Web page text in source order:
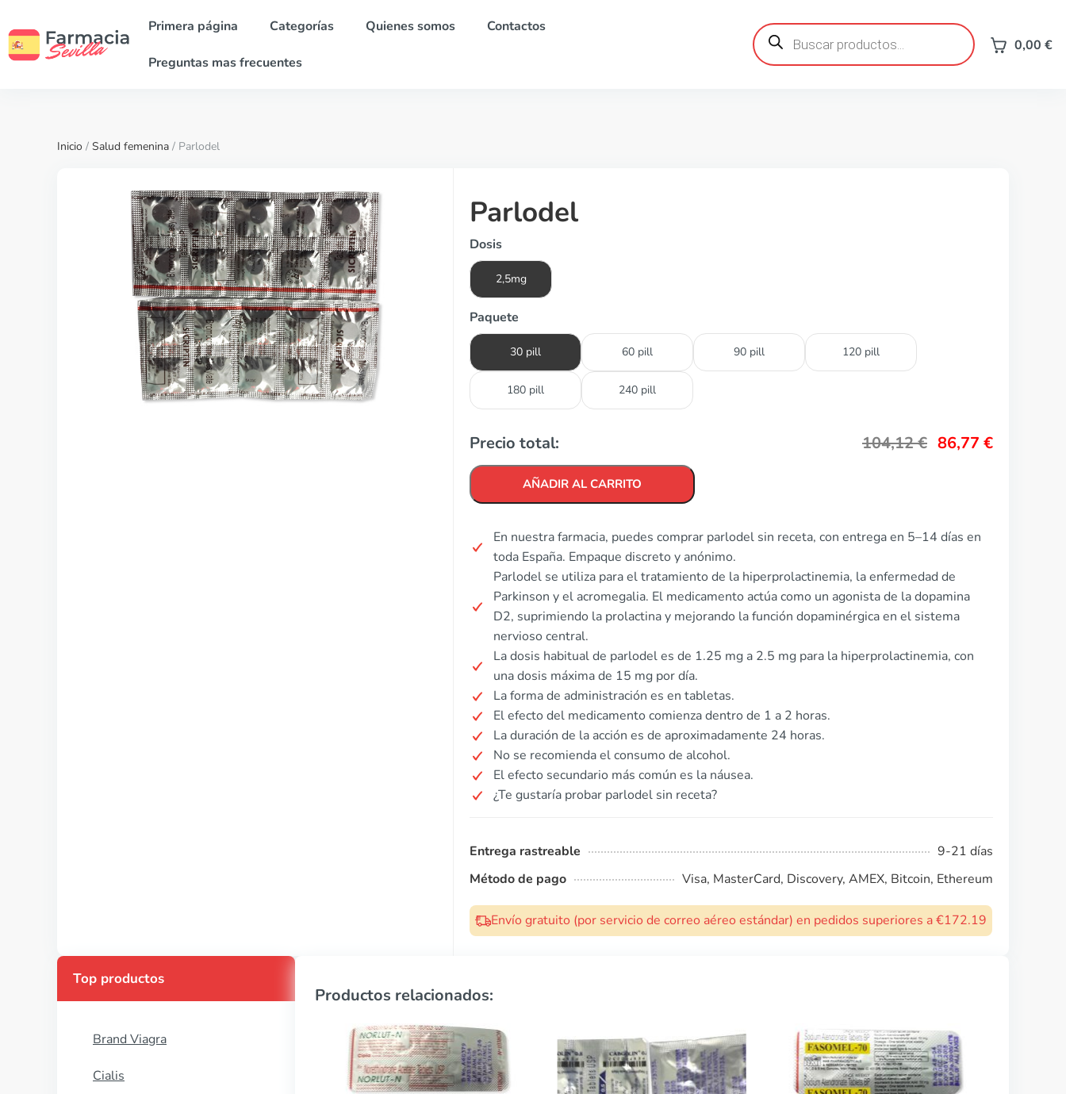
Primera página Categorías Quienes somos Contactos
Preguntas mas frecuentes
Búsqueda
de
productos 0,00 €
Inicio / Salud femenina / Parlodel
Parlodel
Dosis
2,5mg
Paquete
30 pill 60 pill 90 pill 120 pill
180 pill 240 pill
Precio total: 104,12€ 86,77 €
AÑADIR AL CARRITO
En nuestra farmacia, puedes comprar parlodel sin receta, con entrega en 5–14 días en
toda España. Empaque discreto y anónimo.
Parlodel se utiliza para el tratamiento de la hiperprolactinemia, la enfermedad de
Parkinson y el acromegalia. El medicamento actúa como un agonista de la dopamina
D2, suprimiendo la prolactina y mejorando la función dopaminérgica en el sistema
nervioso central.
La dosis habitual de parlodel es de 1.25 mg a 2.5 mg para la hiperprolactinemia, con
una dosis máxima de 15 mg por día.
La forma de administración es en tabletas.
El efecto del medicamento comienza dentro de 1 a 2 horas.
La duración de la acción es de aproximadamente 24 horas.
No se recomienda el consumo de alcohol.
El efecto secundario más común es la náusea.
¿Te gustaría probar parlodel sin receta?
Entrega rastreable
9-21 días
Método de pago
Visa, MasterCard, Discovery, AMEX, Bitcoin, Ethereum
Envío gratuito (por servicio de correo aéreo estándar) en pedidos superiores a €172.19
Top productos
Brand Viagra
Cialis
Productos relacionados: